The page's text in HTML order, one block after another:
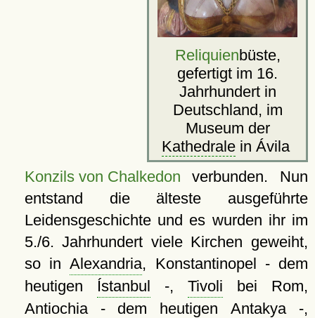
Reliquienbüste,
gefertigt im 16.
Jahrhundert in
Deutschland, im
Museum der
Kathedralein Ávila
Konzils von Chalkedon verbunden. Nun
entstand die älteste ausgeführte
Leidensgeschichte und es wurden ihr im
5./6. Jahrhundert viele Kirchen geweiht,
so inAlexandria, Konstantinopel - dem
heutigen Ístanbul -, Tivoli bei Rom,
Antiochia - dem heutigenAntakya -,